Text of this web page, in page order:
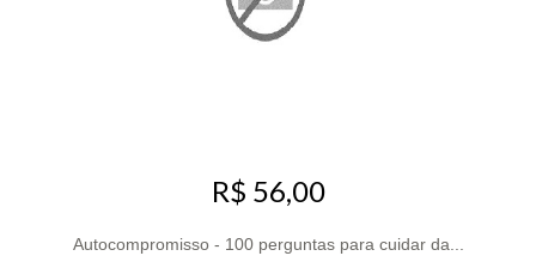
R$ 56,00
Autocompromisso - 100 perguntas para cuidar da...